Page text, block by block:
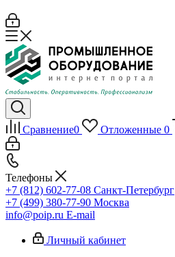
Сравнение0 Отложенные 0
Телефоны
+7 (812) 602-77-08 Санкт-Петербург
+7 (499) 380-77-90 Москва
info@poip.ru E-mail
Личный кабинет